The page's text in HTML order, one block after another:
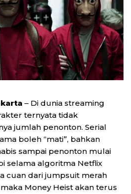
– Di dunia streaming
ternyata tidak
jumlah penonton. Serial
boleh “mati”, bahkan
sampai penonton mulai
selama algoritma Netflix
cuan dari jumpsuit merah
Money Heist akan terus